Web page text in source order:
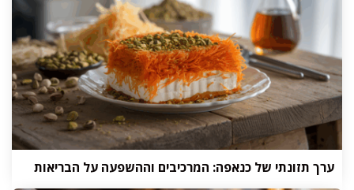
ערך תזונתי של כנאפה: המרכיבים וההשפעה על הבריאות